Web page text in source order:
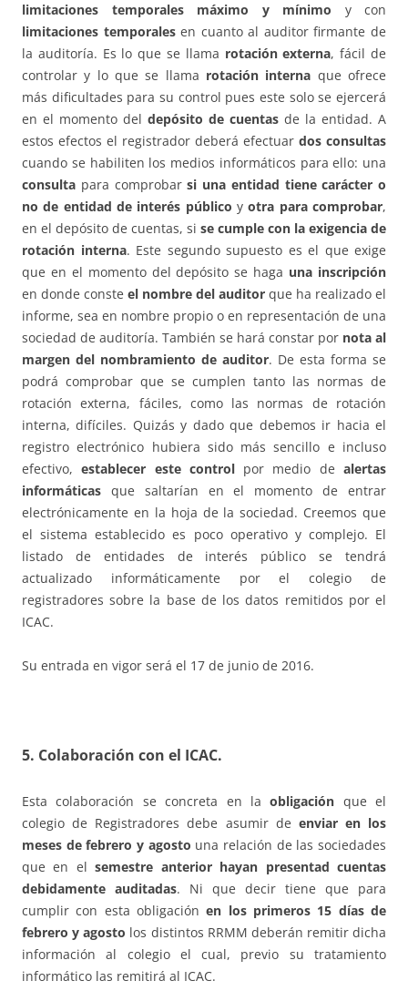
limitaciones temporales máximo y mínimo y con
limitaciones temporalesen cuanto al auditor firmante de
la auditoría. Es lo que se llama rotación externa, fácil de
controlar y lo que se llama rotación interna que ofrece
más dificultades para su control pues este solo se ejercerá
en el momento del depósito de cuentas de la entidad. A
estos efectos el registrador deberá efectuar dos consultas
cuando se habiliten los medios informáticos para ello: una
consulta para comprobarsi una entidad tiene carácter o
no de entidad de interés público yotra para comprobar,
en el depósito de cuentas, si se cumple con la exigencia de
rotación interna. Este segundo supuesto es el que exige
que en el momento del depósito se haga una inscripción
en donde conste el nombre del auditor que ha realizado el
informe, sea en nombre propio o en representación de una
sociedad de auditoría. También se hará constar por nota al
margen del nombramiento de auditor. De esta forma se
podrá comprobar que se cumplen tanto las normas de
rotación externa, fáciles, como las normas de rotación
interna, difíciles. Quizás y dado que debemos ir hacia el
registro electrónico hubiera sido más sencillo e incluso
efectivo,establecer este controlpor medio dealertas
informáticas que saltarían en el momento de entrar
electrónicamente en la hoja de la sociedad. Creemos que
el sistema establecido es poco operativo y complejo. El
listado de entidades de interés público se tendrá
actualizado informáticamente por el colegio de
registradores sobre la base de los datos remitidos por el
ICAC.
Su entrada en vigor será el 17 de junio de 2016.
5. Colaboración con el ICAC.
Esta colaboración se concreta en laobligación que el
colegio de Registradores debe asumir de enviar en los
meses de febrero y agosto una relación de las sociedades
que en elsemestre anterior hayan presentad cuentas
debidamente auditadas. Ni que decir tiene que para
cumplir con esta obligaciónen los primeros 15 días de
febrero y agosto los distintos RRMM deberán remitir dicha
información al colegio el cual, previo su tratamiento
informático las remitirá al ICAC.